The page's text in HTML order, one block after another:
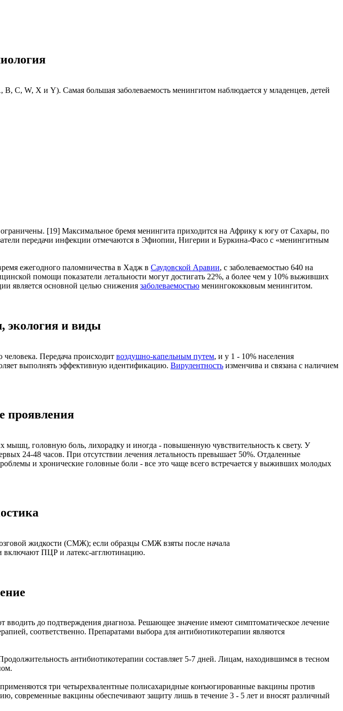
C, W, X и Y). Самая большая заболеваемость менингитом наблюдается у младенцев, детей
[19] Максимальное бремя менингита приходится на Африку к югу от Сахары, по
передачи инфекции отмечаются в Эфиопии, Нигерии и Буркина-Фасо с «менингитным
ежегодного паломничества в Хадж в Саудовской Аравии, с заболеваемостью 640 на
помощи показатели летальности могут достигать 22%, а более чем у 10% выживших
является основной целью снижения заболеваемостью менингококковым менингитом.
и виды
человека. Передача происходит воздушно-капельным путем, и у 1 - 10% населения
выполнять эффективную идентификацию. Вирулентность изменчива и связана с наличием
проявления
головную боль, лихорадку и иногда - повышенную чувствительность к свету. У
24-48 часов. При отсутствии лечения летальность превышает 50%. Отдаленные
и хронические головные боли - все это чаще всего встречается у выживших молодых
жидкости (СМЖ); если образцы СМЖ взяты после начала
включают ПЦР и латекс-агглютинацию.
до подтверждения диагноза. Решающее значение имеют симптоматическое лечение
соответственно. Препаратами выбора для антибиотикотерапии являются
антибиотикотерапии составляет 5-7 дней. Лицам, находившимся в тесном
три четырехвалентные полисахаридные конъюгированные вакцины против
современные вакцины обеспечивают защиту лишь в течение 3 - 5 лет и вносят различный